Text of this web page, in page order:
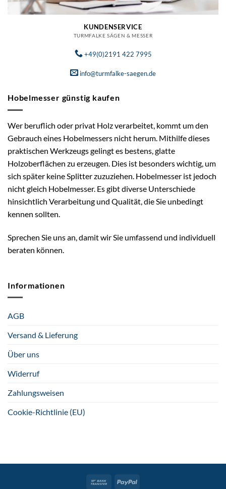
KUNDENSERVICE
TURMFALKE SÄGEN & MESSER
+49(0)2191 422 7995
info@turmfalke-saegen.de
Hobelmesser günstig kaufen
Wer beruflich oder privat Holz verarbeitet, kommt um den
Gebrauch eines Hobelmessers nicht herum. Mithilfe dieses
praktischen Werkzeugs gelingt es bestens, glatte
Holzoberflächen zu erzeugen. Dies ist besonders wichtig, um
sich später keine Splitter zuzuziehen. Hobelmesser ist jedoch
nicht gleich Hobelmesser. Es gibt diverse Unterschiede
hinsichtlich Verarbeitung und Qualität, die Sie unbedingt
kennen sollten.
Sprechen Sie uns an, damit wir Sie umfassend und individuell
beraten können.
Informationen
AGB
Versand & Lieferung
Über uns
Widerruf
Zahlungsweisen
Cookie-Richtlinie (EU)
Bank